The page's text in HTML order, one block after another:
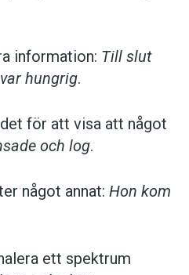
information: Till slut
hungrig.
för att visa att något
och log.
något annat: Hon kom
ett spektrum